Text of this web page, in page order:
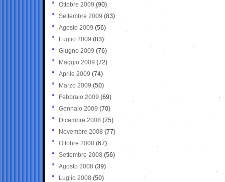
Ottobre 2009 (90)
Settembre 2009 (83)
Agosto 2009 (56)
Luglio 2009 (83)
Giugno 2009 (76)
Maggio 2009 (72)
Aprile 2009 (74)
Marzo 2009 (50)
Febbraio 2009 (69)
Gennaio 2009 (70)
Dicembre 2008 (75)
Novembre 2008 (77)
Ottobre 2008 (67)
Settembre 2008 (56)
Agosto 2008 (39)
Luglio 2008 (50)